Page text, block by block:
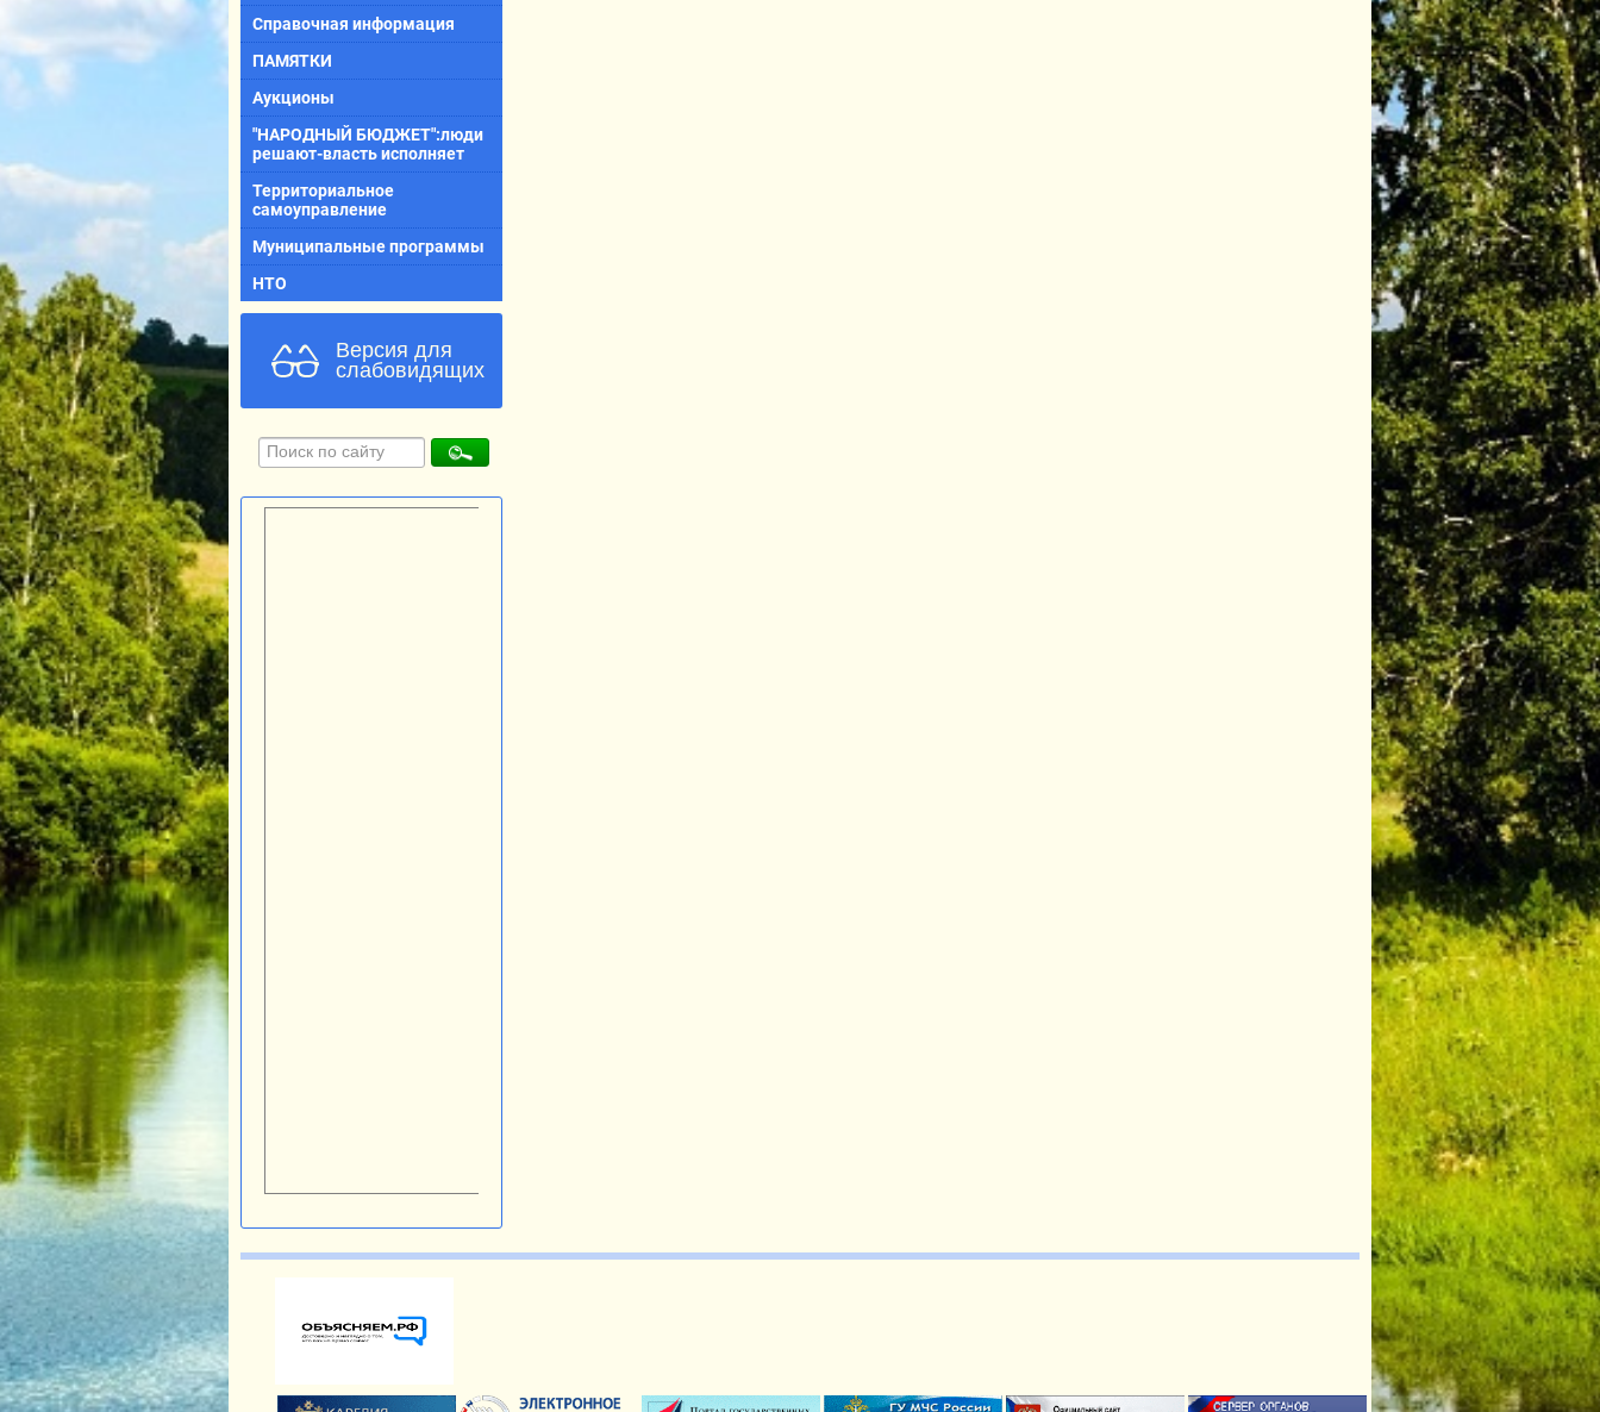
Справочная информация
ПАМЯТКИ
Аукционы
"НАРОДНЫЙ БЮДЖЕТ":люди
решают-власть исполняет
Территориальное
самоуправление
Муниципальные программы
НТО
Версия для
слабовидящих